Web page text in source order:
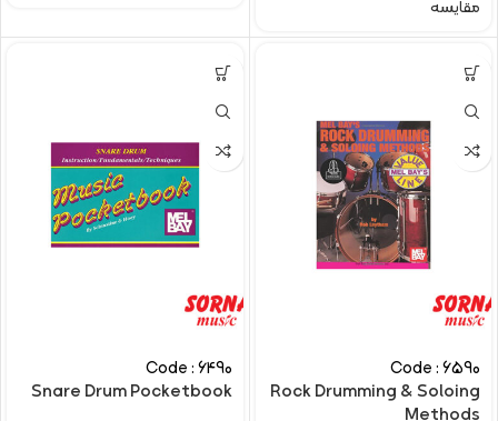
مقایسه
Code : 6590
Rock Drumming & Soloing
Methods
Code : 6490
Snare Drum Pocketbook